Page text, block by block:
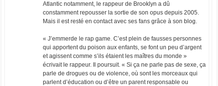
Atlantic notamment, le rappeur de Brooklyn a dû
constamment repousser la sortie de son opus depuis 2005.
Mais il est resté en contact avec ses fans grâce à son blog.
« J’emmerde le rap game. C’est plein de fausses personnes
qui apportent du poison aux enfants, se font un peu d’argent
et agissent comme s’ils étaient les maîtres du monde »
écrivait le rappeur. Il poursuit. « Si ça ne parle pas de sexe, ça
parle de drogues ou de violence, où sont les morceaux qui
parlent d’éducation ou d’être un parent responsable ou